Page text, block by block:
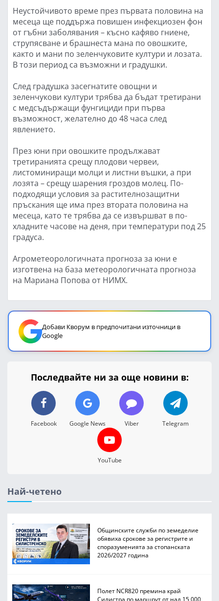
Неустойчивото време през първата половина на
месеца ще поддържа повишен инфекциозен фон
от гъбни заболявания – късно кафяво гниене,
струпясване и брашнеста мана по овошките,
както и мани по зеленчуковите култури и лозата.
В този период са възможни и градушки.
След градушка засегнатите овощни и
зеленчукови култури трябва да бъдат третирани
с медсъдържащи фунгициди при първа
възможност, желателно до 48 часа след
явлението.
През юни при овошките продължават
третиранията срещу плодови червеи,
листоминиращи молци и листни въшки, а при
лозята – срещу шарения гроздов молец. По-
подходящи условия за растителнозащитни
пръскания ще има през втората половина на
месеца, като те трябва да се извършват в по-
хладните часове на деня, при температури под 25
градуса.
Агрометеорологичната прогноза за юни е
изготвена на база метеорологичната прогноза
на Мариана Попова от НИМХ.
Добави Кворум в предпочитани източници в
Google
Последвайте ни за още новини в:
Facebook Google News Viber Telegram
YouTube
Най-четено
Общинските служби по земеделие
обявиха срокове за регистрите и
споразуменията за стопанската
2026/2027 година
Полет NCR820 премина край
Силистра по маршрут от над 15 000